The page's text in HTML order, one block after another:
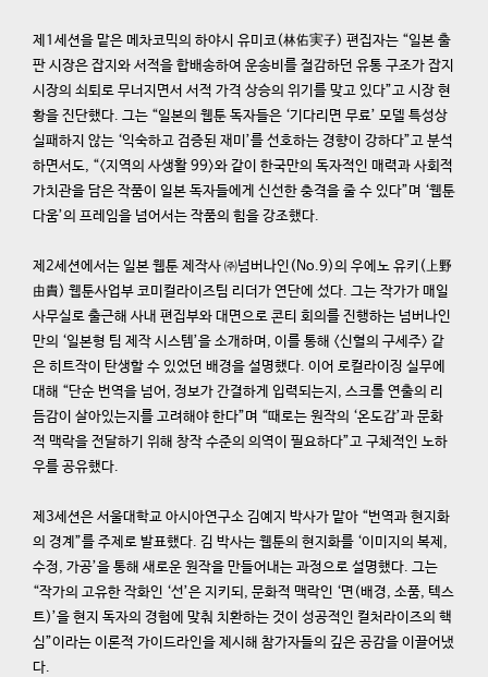
제1세션을 맡은 메차코믹의 하야시 유미코(林佑実子) 편집자는 “일본 출
판 시장은 잡지와 서적을 합배송하여 운송비를 절감하던 유통 구조가 잡지
시장의 쇠퇴로 무너지면서 서적 가격 상승의 위기를 맞고 있다”고 시장 현
황을 진단했다. 그는 “일본의 웹툰 독자들은 ‘기다리면 무료’ 모델 특성상
실패하지 않는 ‘익숙하고 검증된 재미’를 선호하는 경향이 강하다”고 분석
하면서도, “<지역의 사생활 99>와 같이 한국만의 독자적인 매력과 사회적
가치관을 담은 작품이 일본 독자들에게 신선한 충격을 줄 수 있다”며 ‘웹툰
다움’의 프레임을 넘어서는 작품의 힘을 강조했다.
제2세션에서는 일본 웹툰 제작사 ㈜넘버나인(No.9)의 우에노 유키(上野
由貴) 웹툰사업부 코미컬라이즈팀 리더가 연단에 섰다. 그는 작가가 매일
사무실로 출근해 사내 편집부와 대면으로 콘티 회의를 진행하는 넘버나인
만의 ‘일본형 팀 제작 시스템’을 소개하며, 이를 통해 <신혈의 구세주> 같
은 히트작이 탄생할 수 있었던 배경을 설명했다. 이어 로컬라이징 실무에
대해 “단순 번역을 넘어, 정보가 간결하게 입력되는지, 스크롤 연출의 리
듬감이 살아있는지를 고려해야 한다”며 “때로는 원작의 ‘온도감’과 문화
적 맥락을 전달하기 위해 창작 수준의 의역이 필요하다”고 구체적인 노하
우를 공유했다.
제3세션은 서울대학교 아시아연구소 김예지 박사가 맡아 “번역과 현지화
의 경계”를 주제로 발표했다. 김 박사는 웹툰의 현지화를 ‘이미지의 복제,
수정, 가공’을 통해 새로운 원작을 만들어내는 과정으로 설명했다. 그는
“작가의 고유한 작화인 ‘선’은 지키되, 문화적 맥락인 ‘면(배경, 소품, 텍스
트)’을 현지 독자의 경험에 맞춰 치환하는 것이 성공적인 컬처라이즈의 핵
심”이라는 이론적 가이드라인을 제시해 참가자들의 깊은 공감을 이끌어냈
다.